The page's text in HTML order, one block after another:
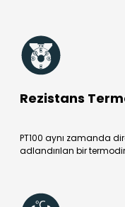
Rezistans
PT100 aynı zamanda
adlandırılan bir